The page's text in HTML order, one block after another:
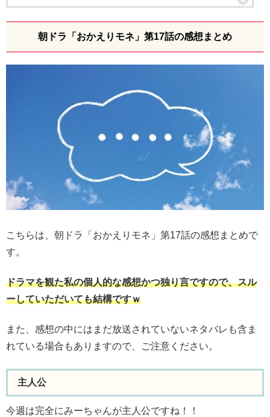
朝ドラ「おかえりモネ」第17話の感想まとめ
こちらは、朝ドラ「おかえりモネ」第17話の感想まとめで
す。
ドラマを観た私の個人的な感想かつ独り言ですので、スル
ーしていただいても結構ですｗ
また、感想の中にはまだ放送されていないネタバレも含ま
れている場合もありますので、ご注意ください。
主人公
今週は完全にみーちゃんが主人公ですね！！